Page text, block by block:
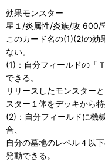
効果モンスター
星１/炎属性/炎族/攻 600/
このカード名の(1)(2)の効
ない。
(1)：自分フィールドの「
できる。
リリースしたモンスター
スター１体をデッキから特
(2)：自分フィールドに機
合、
自分の墓地のレベル４以
発動できる。